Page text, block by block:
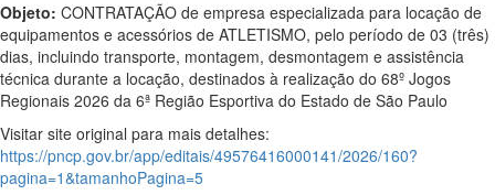
Objeto: CONTRATAÇÃO de empresa especializada para locação de
equipamentos e acessórios de ATLETISMO, pelo período de 03 (três)
dias, incluindo transporte, montagem, desmontagem e assistência
técnica durante a locação, destinados à realização do 68º Jogos
Regionais 2026 da 6ª Região Esportiva do Estado de São Paulo
Visitar site original para mais detalhes:
https://pncp.gov.br/app/editais/49576416000141/2026/160?
pagina=1&tamanhoPagina=5